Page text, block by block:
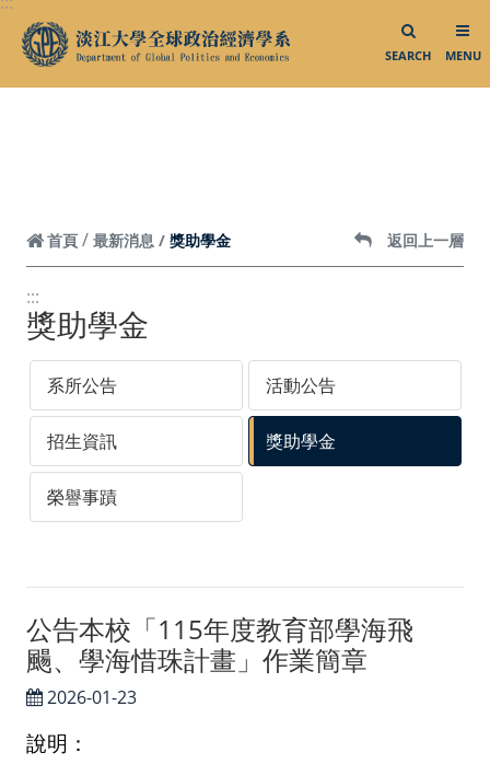
跳到頁面主要內容區
SEARCH MENU
台灣政治學會
智慧財產權專區
Facebook
Instagram
首頁 最新消息 獎助學金 返回上一層
:::
獎助學金
系所公告 活動公告
招生資訊 獎助學金
榮譽事蹟
公告本校「115年度教育部學海飛
颺、學海惜珠計畫」作業簡章
2026-01-23
說明：